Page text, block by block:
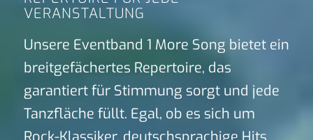
VERANSTALTUNG
Unsere Eventband 1 More Song bietet ein
breitgefächertes Repertoire, das
garantiert für Stimmung sorgt und jede
Tanzfläche füllt. Egal, ob es sich um